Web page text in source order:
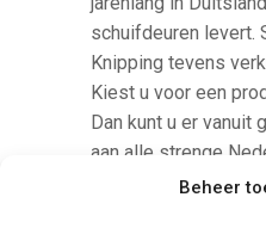
Beheer
schuifdeuren levert.
Knipping tevens
Kiest u voor een
Dan kunt u er vanuit
aan alle strenge
het gebied van